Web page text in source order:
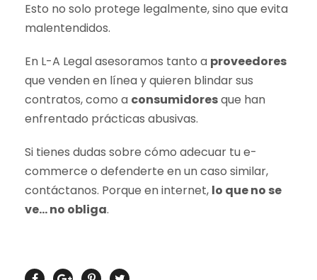
Esto no solo protege legalmente, sino que evita
malentendidos.
En L-A Legal asesoramos tanto a proveedores
que venden en línea y quieren blindar sus
contratos, como a consumidoresque han
enfrentado prácticas abusivas.
Si tienes dudas sobre cómo adecuar tu e-
commerce o defenderte en un caso similar,
contáctanos. Porque en internet, lo que no se
ve… no obliga.